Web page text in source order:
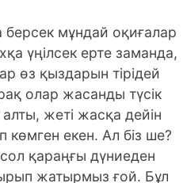
берсек мұндай оқиғалар
үңілсек ерте заманда,
өз қыздарын тірідей
олар жасанды түсік
жеті жасқа дейін
екен. Ал біз ше?
қараңғы дүниеден
жатырмыз ғой. Бұл